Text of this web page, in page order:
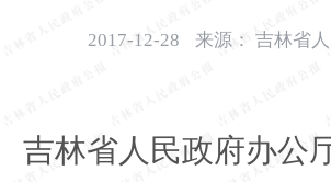
2017-12-28 来源： 吉林省
吉林省人民政府办公